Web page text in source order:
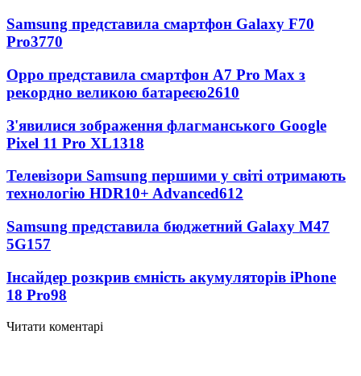
Samsung представила смартфон Galaxy F70
Pro3770
Oppo представила смартфон A7 Pro Max з
рекордно великою батареєю2610
З'явилися зображення флагманського Google
Pixel 11 Pro XL1318
Телевізори Samsung першими у світі отримають
технологію HDR10+ Advanced612
Samsung представила бюджетний Galaxy M47
5G157
Інсайдер розкрив ємність акумуляторів iPhone
18 Pro98
Читати коментарі